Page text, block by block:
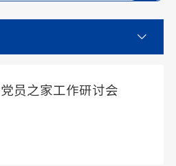
员之家工作研讨会